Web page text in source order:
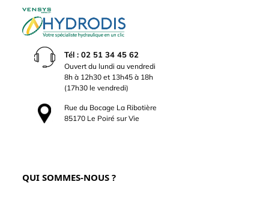
Tél : 02 51 34 45 62
Ouvert du lundi au vendredi
8h à 12h30 et 13h45 à 18h
(17h30 le vendredi)
Rue du Bocage La Ribotière
85170 Le Poiré sur Vie
QUI SOMMES-NOUS ?